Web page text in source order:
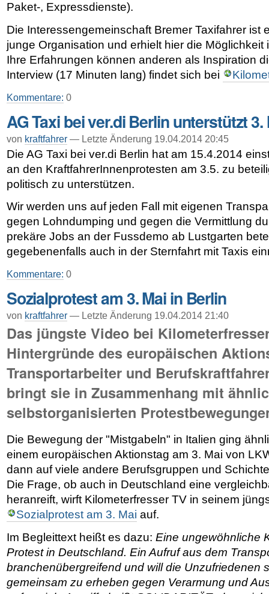
Paket-, Expressdienste).
Die Interessengemeinschaft Bremer Taxifahrer ist
junge Organisation und erhielt hier die Möglichkeit
Ihre Erfahrungen können anderen als Inspiration
Interview (17 Minuten lang) findet sich bei
Kommentare: 0
AG Taxi bei ver.di Berlin unterstützt 3.
von kraftfahrer— Letzte Änderung 19.04.2014 20:45
Die AG Taxi bei ver.di Berlin hat am 15.4.2014
an den KraftfahrerInnenprotesten am 3.5. zu
politisch zu unterstützen.
Wir werden uns auf jeden Fall mit eigenen
gegen Lohndumping und gegen die Vermittlung
prekäre Jobs an der Fussdemo ab Lustgarten
gegebenenfalls auch in der Sternfahrt mit Taxis
Kommentare: 0
Sozialprotest am 3. Mai in Berlin
von kraftfahrer— Letzte Änderung 19.04.2014 21:40
Das jüngste Video bei
Hintergründe des europäischen
Transportarbeiter und
bringt sie in Zusammenhang mit
selbstorganisierten
Die Bewegung der "Mistgabeln" in Italien ging
einem europäischen Aktionstag am 3. Mai von
dann auf viele andere Berufsgruppen und
Die Frage, ob auch in Deutschland eine
heranreift, wirft Kilometerfresser TV in seinem
Sozialprotest am 3. Mai auf.
Im Begleittext heißt es dazu: Eine ungewöhnliche
Protest in Deutschland. Ein Aufruf aus dem
branchenübergreifend und will die Unzufriedenen
gemeinsam zu erheben gegen Verarmung und